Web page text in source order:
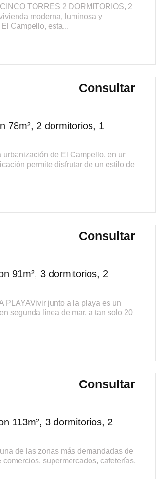
TORRES 2 DORMITORIOS, 2
moderna, luminosa y
Campello, esta...
Consultar
78m², 2 dormitorios, 1
de El Campello, en un
permite disfrutar de un estilo de
Consultar
91m², 3 dormitorios, 2
PLAYAVivir junto a la playa es un
segunda línea de mar, a tan solo 20
Consultar
113m², 3 dormitorios, 2
de las zonas más demandadas de
supermercados, cafeterías,